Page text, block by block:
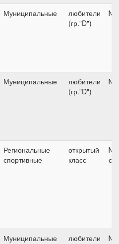
Муниципальные
любители
(гр."D")
Муниципальные
любители
(гр."D")
Региональные
спортивные
открытый
класс
см
Муниципальные
любители